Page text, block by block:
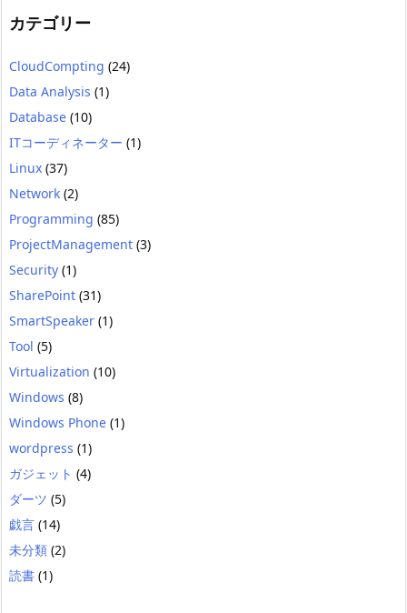
カテゴリー
CloudCompting (24)
Data Analysis (1)
Database (10)
ITコーディネーター (1)
Linux (37)
Network (2)
Programming (85)
ProjectManagement (3)
Security (1)
SharePoint (31)
SmartSpeaker (1)
Tool (5)
Virtualization (10)
Windows (8)
Windows Phone (1)
wordpress (1)
ガジェット (4)
ダーツ (5)
戯言 (14)
未分類 (2)
読書 (1)